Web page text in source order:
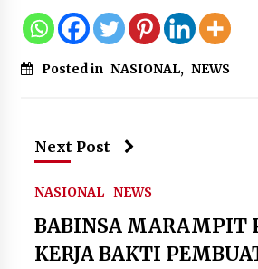
Posted in NASIONAL, NEWS
Next Post
NASIONAL NEWS
BABINSA MARAMPIT
KERJA BAKTI